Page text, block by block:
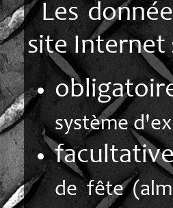
Les
site Internet
système
de fête